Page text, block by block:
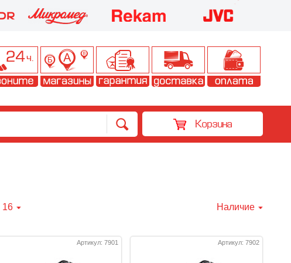
Корзина
16 Наличие
Артикул: 7901 Артикул: 7902